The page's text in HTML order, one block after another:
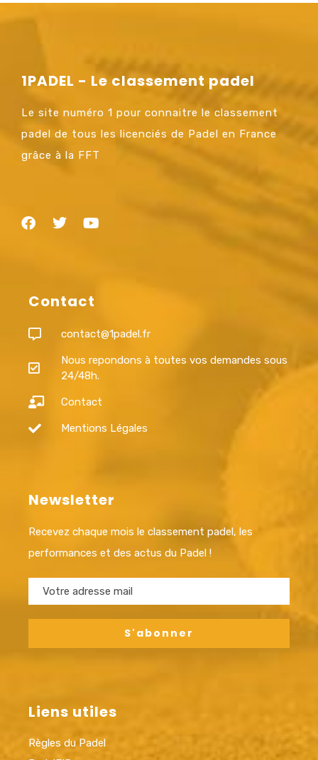
1PADEL - Le classement padel
Le site numéro 1 pour connaitre le classement
padel de tous les licenciés de Padel en France
grâce à la FFT
Contact
contact@1padel.fr
Nous repondons à toutes vos demandes sous
24/48h.
Contact
Mentions Légales
Newsletter
Recevez chaque mois le classement padel, les
performances et des actus du Padel !
Liens utiles
Règles du Padel